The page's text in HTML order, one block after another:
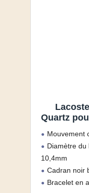
Quartz
Mouvement
Diamètre
10,4mm
Cadran noir
Bracelet en